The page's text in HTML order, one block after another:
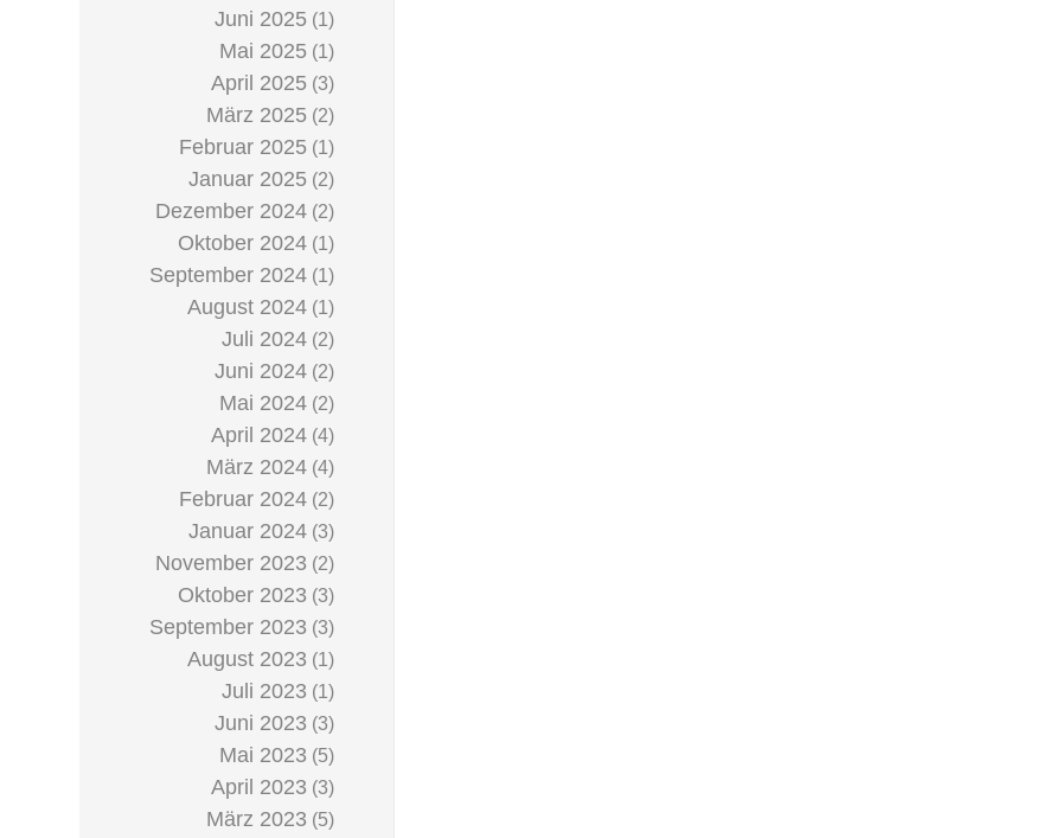
Juni 2025 (1)
Mai 2025 (1)
April 2025 (3)
März 2025 (2)
Februar 2025 (1)
Januar 2025 (2)
Dezember 2024 (2)
Oktober 2024 (1)
September 2024 (1)
August 2024 (1)
Juli 2024 (2)
Juni 2024 (2)
Mai 2024 (2)
April 2024 (4)
März 2024 (4)
Februar 2024 (2)
Januar 2024 (3)
November 2023 (2)
Oktober 2023 (3)
September 2023 (3)
August 2023 (1)
Juli 2023 (1)
Juni 2023 (3)
Mai 2023 (5)
April 2023 (3)
März 2023 (5)